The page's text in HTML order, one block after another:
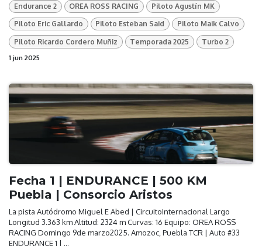
Endurance 2 OREA ROSS RACING Piloto Agustín MK
Piloto Eric Gallardo Piloto Esteban Said Piloto Maik Calvo
Piloto Ricardo Cordero Muñiz Temporada 2025
Turbo 2
1 jun 2025
Fecha 1 | ENDURANCE | 500 KM
Puebla | Consorcio Aristos
La pista Autódromo Miguel E Abed | CircuitoInternacional Largo
Longitud 3.363 km Altitud: 2324 m Curvas: 16 Equipo: OREA ROSS
RACING Domingo 9de marzo2025. Amozoc, Puebla TCR | Auto #33
ENDURANCE 1 | ...